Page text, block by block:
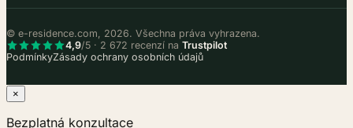
© e-residence.com, 2026. Všechna práva vyhrazena.
4,9/5 · 2 672 recenzí na Trustpilot
PodmínkyZásady ochrany osobních údajů
×
Bezplatná konzultace